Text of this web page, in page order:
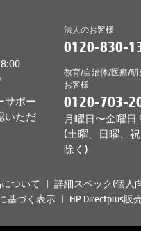
サポー
いただ
法人のお客様
0120-830-
教育/自治体/医療/
お客様
0120-703-
月曜日〜金曜日
(土曜、日曜、
除く)
ついて 詳細スペック(個人
基づく表示
HP Directplus販